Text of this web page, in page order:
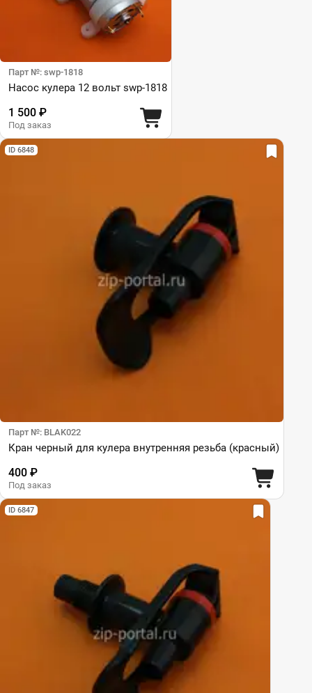
Парт №: swp-1818
Насос кулера 12 вольт swp-1818
1 500 ₽
Под заказ
ID 6848
Парт №: BLAK022
Кран черный для кулера внутренняя резьба (красный)
400 ₽
Под заказ
ID 6847